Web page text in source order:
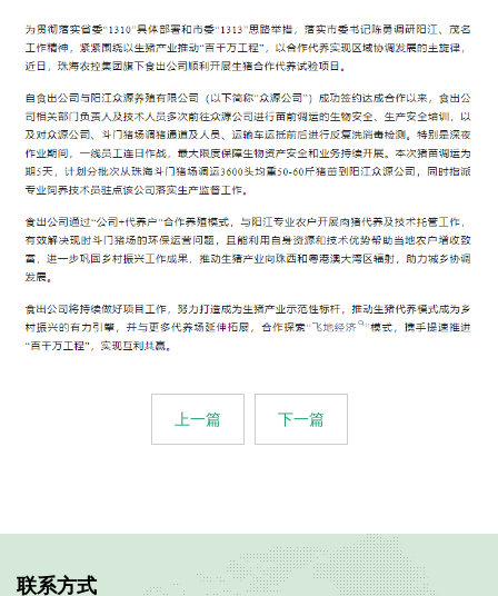
上一篇 下一篇
联系方式